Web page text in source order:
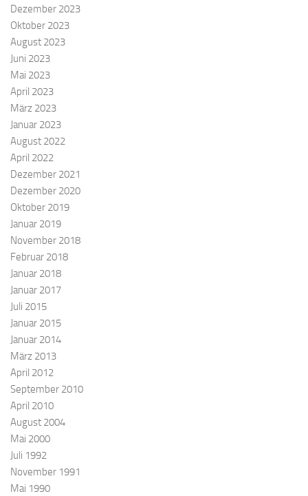
Dezember 2023
Oktober 2023
August 2023
Juni 2023
Mai 2023
April 2023
März 2023
Januar 2023
August 2022
April 2022
Dezember 2021
Dezember 2020
Oktober 2019
Januar 2019
November 2018
Februar 2018
Januar 2018
Januar 2017
Juli 2015
Januar 2015
Januar 2014
März 2013
April 2012
September 2010
April 2010
August 2004
Mai 2000
Juli 1992
November 1991
Mai 1990